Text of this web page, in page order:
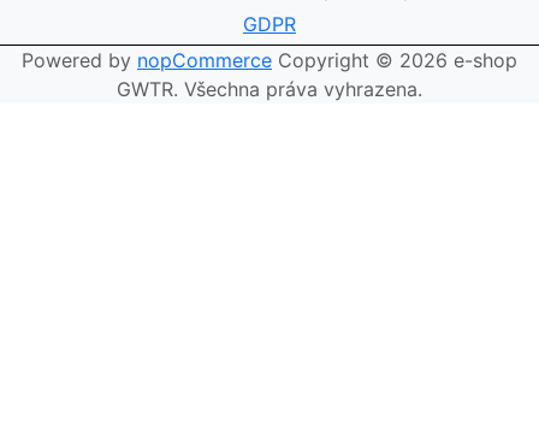
GDPR
Powered by nopCommerce Copyright © 2026 e-shop
GWTR. Všechna práva vyhrazena.